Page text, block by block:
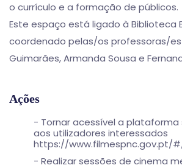
o currículo e a formação de públicos.
Este espaço está ligado à Biblioteca
coordenado pelas/os professoras/es
Guimarães, Armanda Sousa e
Ações
- Tornar acessível a plataforma
aos utilizadores interessados
https://www.filmespnc.gov.pt/
- Realizar sessões de cinema